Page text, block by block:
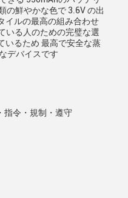
の鮮やかな色で 3.6V の出
イルの最高の組み合わせ
いる人のための完璧な選
いるため 最高で安全な蒸
デバイスです
指令・規制・遵守